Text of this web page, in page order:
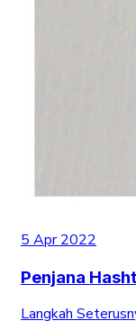
5 Apr 2022
Penjana
Langkah